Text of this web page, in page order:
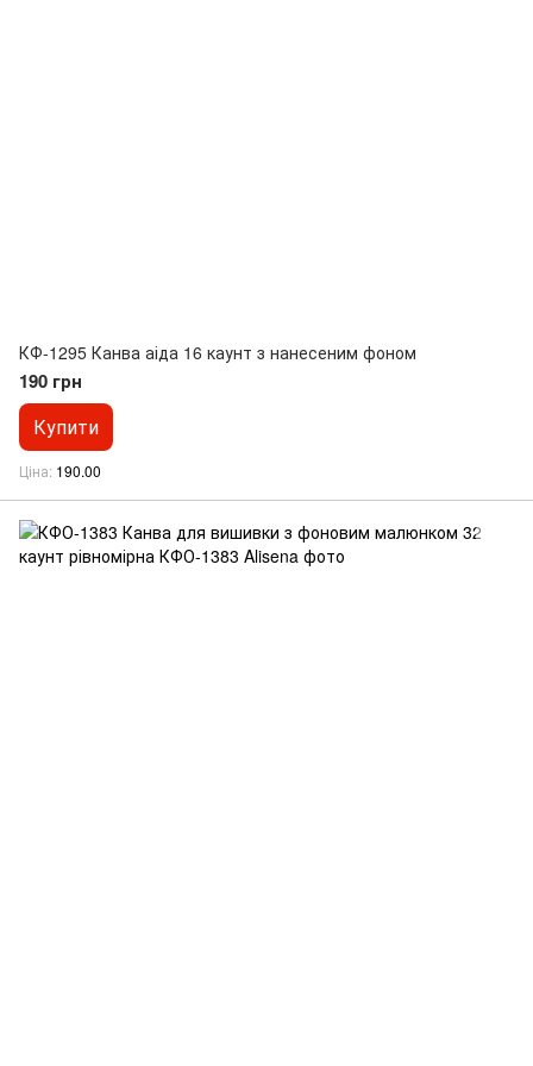
КФ-1295 Канва аіда 16 каунт з нанесеним фоном
190 грн
Купити
Ціна 190.00